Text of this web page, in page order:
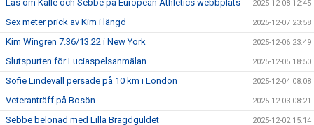
Läs om Kalle och Sebbe på European Athletics webbplats 2025-12-08 12:45
Sex meter prick av Kim i längd 2025-12-07 23:58
Kim Wingren 7.36/13.22 i New York 2025-12-06 23:49
Slutspurten för Luciaspelsanmälan 2025-12-05 18:50
Sofie Lindevall persade på 10 km i London 2025-12-04 08:08
Veteranträff på Bosön 2025-12-03 08:21
Sebbe belönad med Lilla Bragdguldet 2025-12-02 15:14